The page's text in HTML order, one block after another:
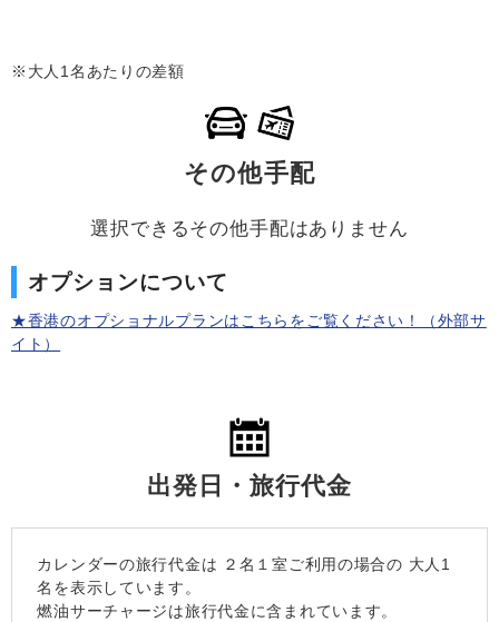
※大人1名あたりの差額
その他手配
選択できるその他手配はありません
オプションについて
★香港のオプショナルプランはこちらをご覧ください！（外部サ
イト）
出発日・旅行代金
カレンダーの旅行代金は ２名１室ご利用の場合の 大人1
名を表示しています。
燃油サーチャージは旅行代金に含まれています。